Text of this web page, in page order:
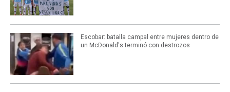
Escobar: batalla campal entre mujeres dentro de
un McDonald's terminó con destrozos